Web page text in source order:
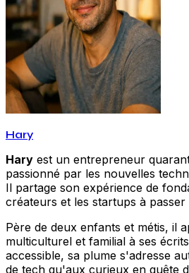
Hary
Hary est un entrepreneur
passionné par les nouvelles
Il partage son expérience de
créateurs et les startups à
Père de deux enfants et métis, il
multiculturel et familial à ses
accessible, sa plume s'adresse
de tech qu'aux curieux en quête